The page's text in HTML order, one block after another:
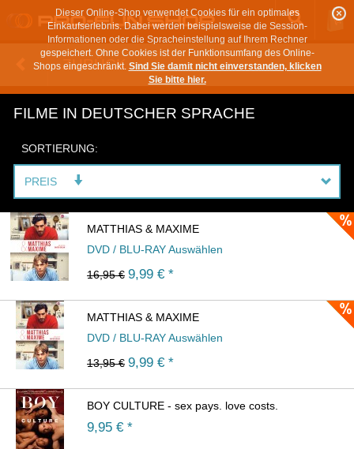
Dieser Online-Shop verwendet Cookies für ein optimales
Einkaufserlebnis. Dabei werden beispielsweise die Session-
Informationen oder die Spracheinstellung auf Ihrem Rechner
gespeichert. Ohne Cookies ist der Funktionsumfang des Online-
Shops eingeschränkt. Sind Sie damit nicht einverstanden, klicken
Sie bitte hier.
ZURÜCK
FILME IN DEUTSCHER SPRACHE
SORTIERUNG:
PREIS
MATTHIAS & MAXIME
DVD / BLU-RAY Auswählen
16,95 € 9,99 € *
MATTHIAS & MAXIME
DVD / BLU-RAY Auswählen
13,95 € 9,99 € *
BOY CULTURE - sex pays. love costs.
9,95 € *